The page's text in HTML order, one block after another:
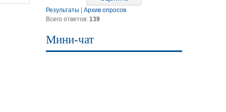
Результаты
Архив опросов
Всего ответов: 139
Мини-чат